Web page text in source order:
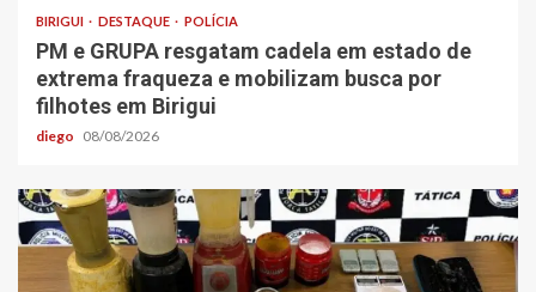
BIRIGUI DESTAQUE POLÍCIA
PM e GRUPA resgatam cadela em estado de
extrema fraqueza e mobilizam busca por
filhotes em Birigui
diego 08/08/2026